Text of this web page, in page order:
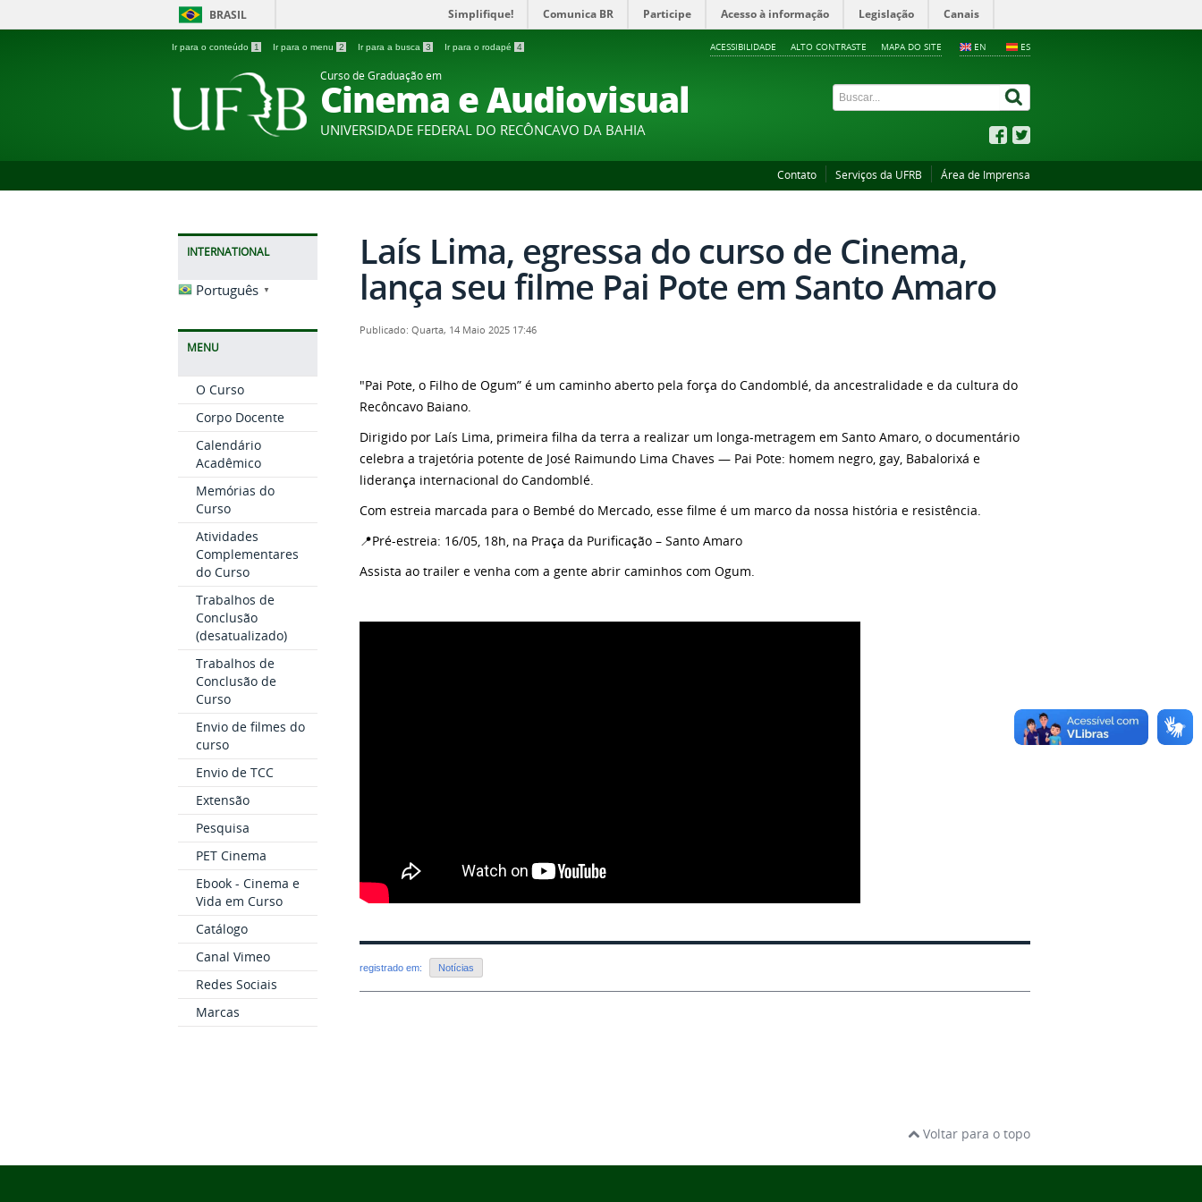
BRASIL Simplifique! Comunica BR Participe Acesso à informação Legislação Canais
Ir para o conteúdo 1 Ir para o menu 2 Ir para a busca 3 Ir para o rodapé 4 EN ES
ACESSIBILIDADE ALTO CONTRASTE MAPA DO SITE
Curso de Graduação em
Cinema e Audiovisual
UNIVERSIDADE FEDERAL DO RECÔNCAVO DA BAHIA
Contato Serviços da UFRB Área de Imprensa
INTERNATIONAL
Português ▼
MENU
O Curso
Corpo Docente
Calendário
Acadêmico
Memórias do
Curso
Atividades
Complementares
do Curso
Trabalhos de
Conclusão
(desatualizado)
Trabalhos de
Conclusão de
Curso
Envio de filmes do
curso
Envio de TCC
Extensão
Pesquisa
PET Cinema
Ebook - Cinema e
Vida em Curso
Catálogo
Canal Vimeo
Redes Sociais
Marcas
Laís Lima, egressa do curso de Cinema,
lança seu filme Pai Pote em Santo Amaro
Publicado: Quarta, 14 Maio 2025 17:46
"Pai Pote, o Filho de Ogum” é um caminho aberto pela força do Candomblé, da ancestralidade e da cultura do
Recôncavo Baiano.
Dirigido por Laís Lima, primeira filha da terra a realizar um longa-metragem em Santo Amaro, o documentário
celebra a trajetória potente de José Raimundo Lima Chaves — Pai Pote: homem negro, gay, Babalorixá e
liderança internacional do Candomblé.
Com estreia marcada para o Bembé do Mercado, esse filme é um marco da nossa história e resistência.
📍Pré-estreia: 16/05, 18h, na Praça da Purificação – Santo Amaro
Assista ao trailer e venha com a gente abrir caminhos com Ogum.
registrado em: Notícias
Voltar para o topo